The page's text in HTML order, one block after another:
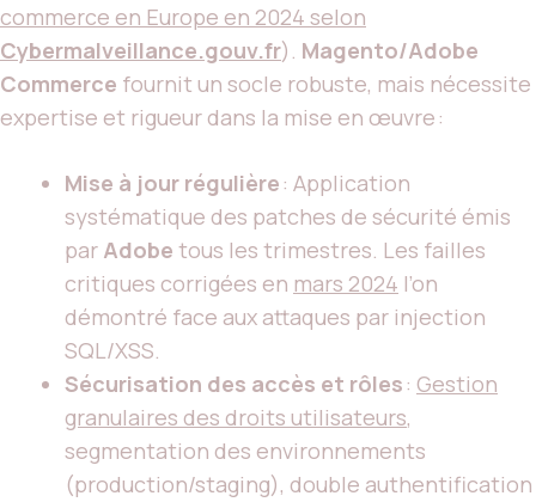
commerce en Europe en 2024 selon
Cybermalveillance.gouv.fr). Magento/Adobe
Commerce fournit un socle robuste, mais nécessite
expertise et rigueur dans la mise en œuvre :
Mise à jour régulière: Application
systématique des patches de sécurité émis
par Adobe tous les trimestres. Les failles
critiques corrigées en mars 2024 l’on
démontré face aux attaques par injection
SQL/XSS.
Sécurisation des accès et rôles: Gestion
granulaires des droits utilisateurs,
segmentation des environnements
(production/staging), double authentification